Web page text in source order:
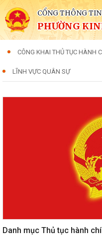
CỔNG THÔNG
PHƯỜNG
CÔNG KHAI THỦ TỤC HÀNH
LĨNH VỰC QUÂN SỰ
Danh mục Thủ tục hành